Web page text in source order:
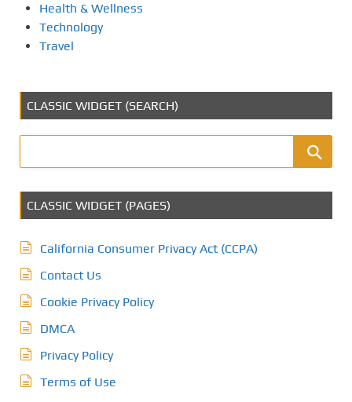
Health & Wellness
Technology
Travel
CLASSIC WIDGET (SEARCH)
CLASSIC WIDGET (PAGES)
California Consumer Privacy Act (CCPA)
Contact Us
Cookie Privacy Policy
DMCA
Privacy Policy
Terms of Use